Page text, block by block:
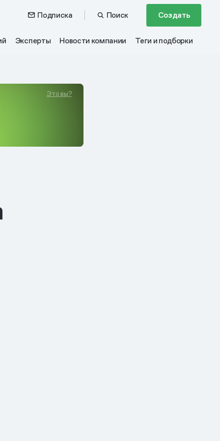
Подписка Поиск Создать
Эксперты Новости компании Теги и подборки
Это вы?